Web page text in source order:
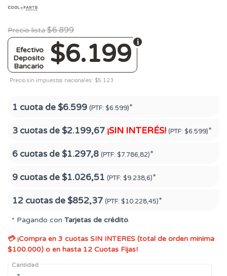
Precio lista $6.899
$6.199
Efectivo
Deposito
Bancario
Precio sin impuestos nacionales: $5.123
1 cuota de$6.599 (PTF: $6.599)*
3 cuotas de$2.199,67 ¡SIN INTERÉS! (PTF: $6.599)*
6 cuotas de$1.297,8 (PTF: $7.786,82)*
9 cuotas de$1.026,51 (PTF: $9.238,6)*
12 cuotas de$852,37 (PTF: $10.228,45)*
* Pagando con Tarjetas de crédito.
💳 ¡Compra en 3 cuotas SIN INTERES (total de orden minima
$100.000) o en hasta 12 Cuotas Fijas!
Cantidad